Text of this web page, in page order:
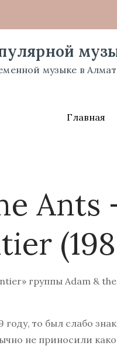
музыке в
Главная
Ants
группы Adam &
году, то был слабо
не приносили